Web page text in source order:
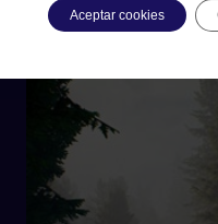
Manuel Vázquez Beltrán
Aceptar cookies